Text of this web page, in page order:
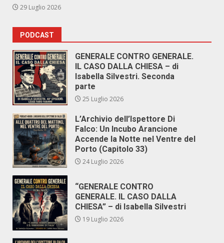
29 Luglio 2026
PODCAST
GENERALE CONTRO GENERALE.
IL CASO DALLA CHIESA – di
Isabella Silvestri. Seconda
parte
25 Luglio 2026
L’Archivio dell’Ispettore Di
Falco: Un Incubo Arancione
Accende la Notte nel Ventre del
Porto (Capitolo 33)
24 Luglio 2026
“GENERALE CONTRO
GENERALE. IL CASO DALLA
CHIESA” – di Isabella Silvestri
19 Luglio 2026